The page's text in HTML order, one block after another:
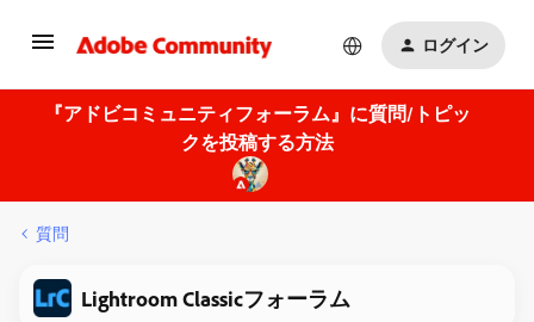
ログイン
『アドビコミュニティフォーラム』に質問/トピッ
クを投稿する方法
質問
Lightroom Classicフォーラム